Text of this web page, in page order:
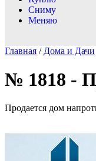
Сниму
Меняю
Главная / Дома и Дачи
№ 1818 -
Продается дом